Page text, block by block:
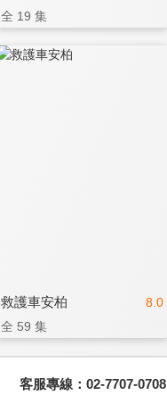
全 19 集
8.0
救護車安柏
全 59 集
客服專線：02-7707-0708